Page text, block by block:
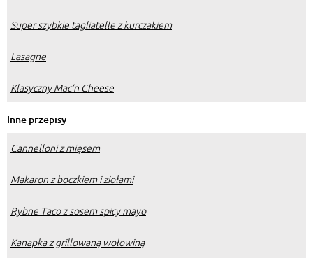
Super szybkie tagliatelle z kurczakiem
Lasagne
Klasyczny Mac’n Cheese
Inne przepisy
Cannelloni z mięsem
Makaron z boczkiem i ziołami
Rybne Taco z sosem spicy mayo
Kanapka z grillowaną wołowiną